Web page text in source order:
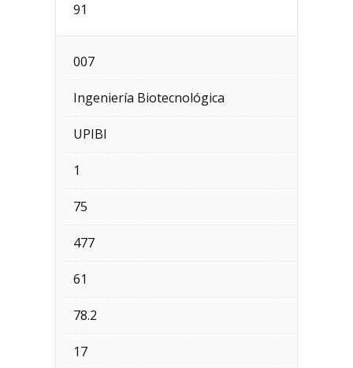
91
007
Ingeniería Biotecnológica
UPIBI
1
75
477
61
78.2
17